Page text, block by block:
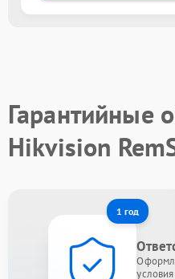
Гарантийные
Hikvision
1 год